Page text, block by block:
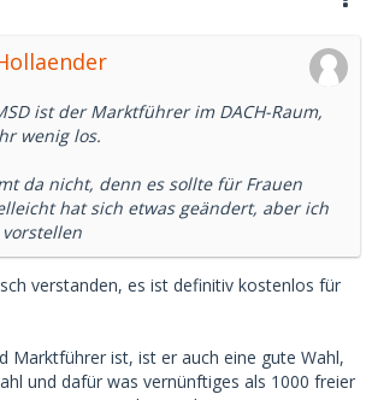
ist der Marktführer im DACH-Raum,
wenig los.
da nicht, denn es sollte für Frauen
hat sich etwas geändert, aber ich
verstanden, es ist definitiv kostenlos für
Marktführer ist, ist er auch eine gute Wahl,
und dafür was vernünftiges als 1000 freier